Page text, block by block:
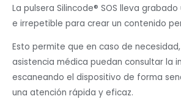
La pulsera Silincode® SOS lleva
e irrepetible para crear un contenido
Esto permite que en caso de
asistencia médica puedan consultar la
escaneando el dispositivo de forma
una atención rápida y eficaz.